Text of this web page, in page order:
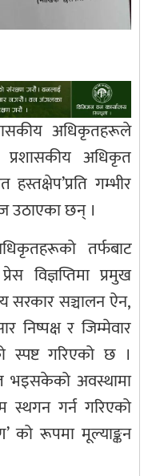
अधिकृतहरूले
प्रशासकीय अधिकृत
गम्भीर
उठाएका छन् ।
तर्फबाट
विज्ञप्तिमा प्रमुख
सरकार सञ्चालन ऐन,
निष्पक्ष र जिम्मेवार
स्पष्ट गरिएको छ ।
भइसकेको अवस्थामा
स्थगन गर्न गरिएको
को रूपमा मूल्याङ्कन